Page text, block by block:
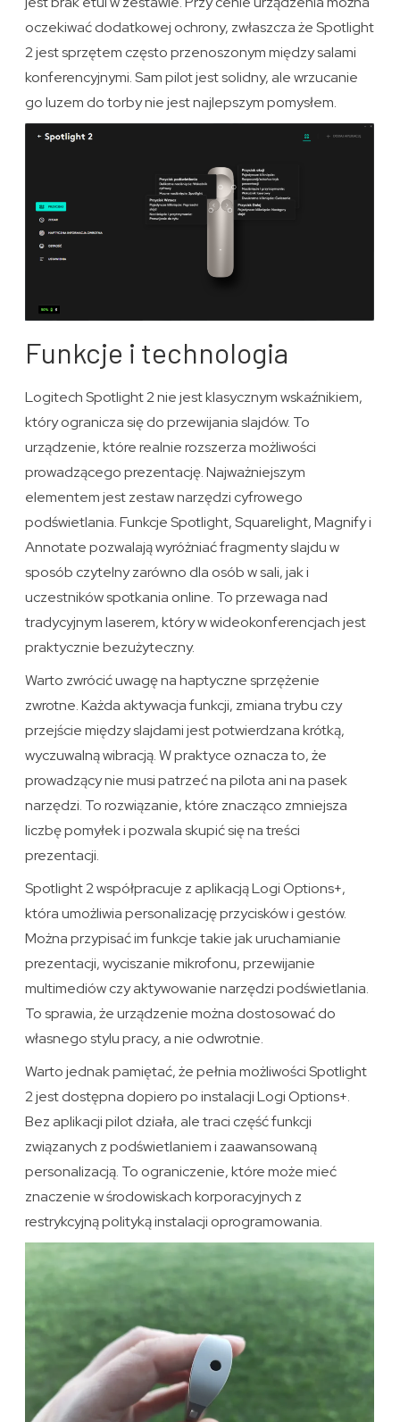
oczekiwać dodatkowej ochrony, zwłaszcza że Spotlight
2 jest sprzętem często przenoszonym między salami
konferencyjnymi. Sam pilot jest solidny, ale wrzucanie
go luzem do torby nie jest najlepszym pomysłem.
Funkcje i technologia
Logitech Spotlight 2 nie jest klasycznym wskaźnikiem,
który ogranicza się do przewijania slajdów. To
urządzenie, które realnie rozszerza możliwości
prowadzącego prezentację. Najważniejszym
elementem jest zestaw narzędzi cyfrowego
podświetlania. Funkcje Spotlight, Squarelight, Magnify i
Annotate pozwalają wyróżniać fragmenty slajdu w
sposób czytelny zarówno dla osób w sali, jak i
uczestników spotkania online. To przewaga nad
tradycyjnym laserem, który w wideokonferencjach jest
praktycznie bezużyteczny.
Warto zwrócić uwagę na haptyczne sprzężenie
zwrotne. Każda aktywacja funkcji, zmiana trybu czy
przejście między slajdami jest potwierdzana krótką,
wyczuwalną wibracją. W praktyce oznacza to, że
prowadzący nie musi patrzeć na pilota ani na pasek
narzędzi. To rozwiązanie, które znacząco zmniejsza
liczbę pomyłek i pozwala skupić się na treści
prezentacji.
Spotlight 2 współpracuje z aplikacją Logi Options+,
która umożliwia personalizację przycisków i gestów.
Można przypisać im funkcje takie jak uruchamianie
prezentacji, wyciszanie mikrofonu, przewijanie
multimediów czy aktywowanie narzędzi podświetlania.
To sprawia, że urządzenie można dostosować do
własnego stylu pracy, a nie odwrotnie.
Warto jednak pamiętać, że pełnia możliwości Spotlight
2 jest dostępna dopiero po instalacji Logi Options+.
Bez aplikacji pilot działa, ale traci część funkcji
związanych z podświetlaniem i zaawansowaną
personalizacją. To ograniczenie, które może mieć
znaczenie w środowiskach korporacyjnych z
restrykcyjną polityką instalacji oprogramowania.